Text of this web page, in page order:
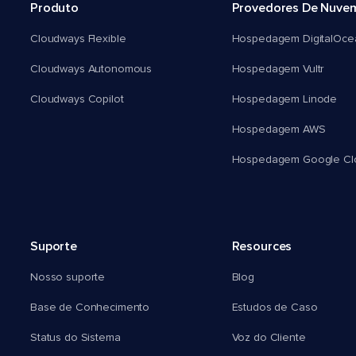
Produto
Cloudways Flexible
Cloudways Autonomous
Cloudways Copilot
Provedores De
Hospedagem
Hospedagem Vultr
Hospedagem Linode
Hospedagem AWS
Hospedagem Google
Suporte
Nosso suporte
Base de Conhecimento
Status do Sistema
Resources
Blog
Estudos de Caso
Voz do Cliente